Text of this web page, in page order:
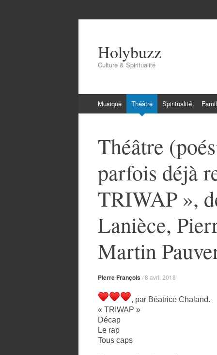
Holybuzz
Culture & Spiritualité
au
Musique Théâtre Spiritualité
Théâtre
parfois déjà
TRIWAP »,
Lanièce,
Martin
Pierre François/8 avril 2018
, par Béatrice Chaland.
« TRIWAP »
Décap
Le rap
Tous caps